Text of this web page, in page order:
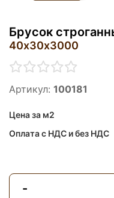
Брусок
40х30х3000
Артикул: 100181
Цена за м2
Оплата с НДС и без НДС
-